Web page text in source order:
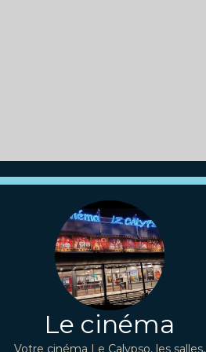
Le cinéma
Votre cinéma Le Calypso, les salles,